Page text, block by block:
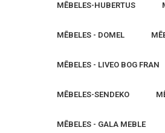
MĒBELES-HUBERTUS
MĒBELES - DOMEL
MĒBELES - LIVEO BOG FRAN
MĒBELES-SENDEKO
MĒBELES - GALA MEBLE